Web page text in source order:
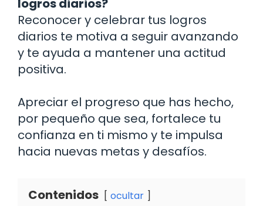
logros diarios?
Reconocer y celebrar tus logros
diarios te motiva a seguir avanzando
y te ayuda a mantener una actitud
positiva.
Apreciar el progreso que has hecho,
por pequeño que sea, fortalece tu
confianza en ti mismo y te impulsa
hacia nuevas metas y desafíos.
Contenidos ocultar